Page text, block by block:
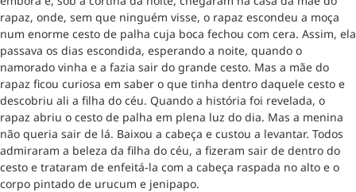
rapaz, onde, sem que ninguém visse, o rapaz escondeu a moça
num enorme cesto de palha cuja boca fechou com cera. Assim, ela
passava os dias escondida, esperando a noite, quando o
namorado vinha e a fazia sair do grande cesto. Mas a mãe do
rapaz ficou curiosa em saber o que tinha dentro daquele cesto e
descobriu ali a filha do céu. Quando a história foi revelada, o
rapaz abriu o cesto de palha em plena luz do dia. Mas a menina
não queria sair de lá. Baixou a cabeça e custou a levantar. Todos
admiraram a beleza da filha do céu, a fizeram sair de dentro do
cesto e trataram de enfeitá-la com a cabeça raspada no alto e o
corpo pintado de urucum e jenipapo.